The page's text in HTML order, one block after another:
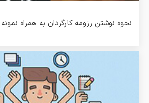
نحوه نوشتن رزومه کارگردان به همراه